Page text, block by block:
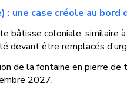
: une case créole au bord
bâtisse coloniale, similaire
devant être remplacés
de la fontaine en pierre
2027.